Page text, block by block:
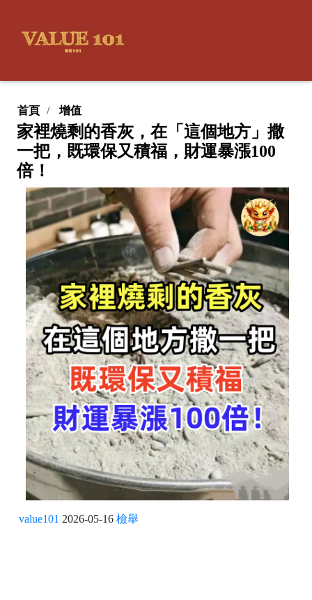
首頁 增值
家裡燒剩的香灰，在「這個地方」撒
一把，既環保又積福，財運暴漲100
倍！
value101 2026-05-16 檢舉